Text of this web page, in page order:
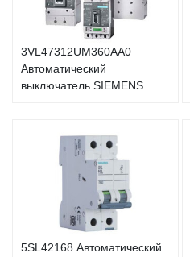
3VL47312UM360AA0
Автоматический
выключатель SIEMENS
5SL42168 Автоматический